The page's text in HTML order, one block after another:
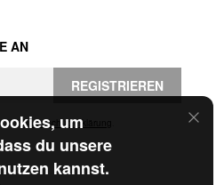
um
du unsere
kannst.
AN
REGISTRIEREN
die Datenschutzerklärung